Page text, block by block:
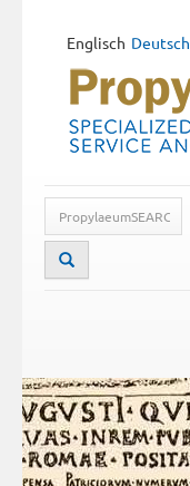
Deutsch
Englisch